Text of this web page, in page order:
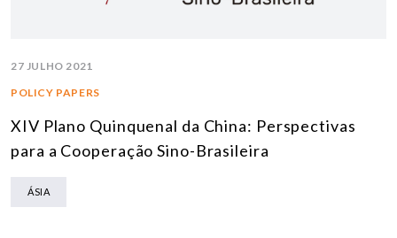
27 JULHO 2021
POLICY PAPERS
XIV Plano Quinquenal da China: Perspectivas
para a Cooperação Sino-Brasileira
ÁSIA